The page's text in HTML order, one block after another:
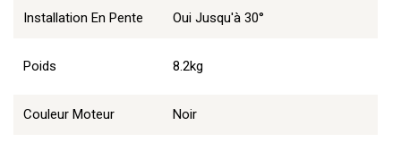
Installation En Pente Oui Jusqu'à 30°
Poids 8.2kg
Couleur Moteur Noir